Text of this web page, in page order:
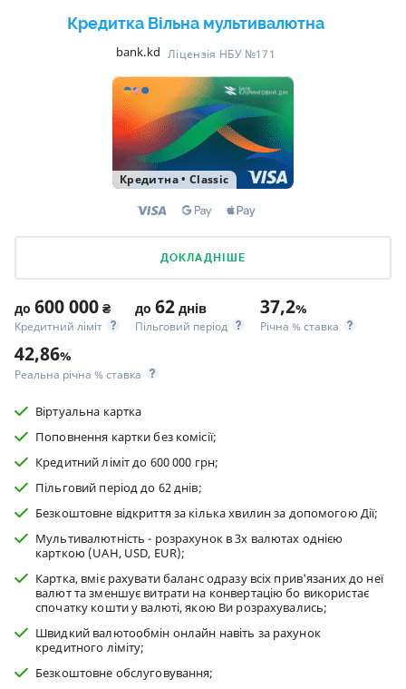
Кредитка Вільна мультивалютна
bank.kd Ліцензія НБУ №171
Кредитна• Classic
ДОКЛАДНІШЕ
до 600 000 ₴
Кредитний ліміт
до 62 днів
Пільговий період
37,2%
Річна % ставка
42,86%
Реальна річна % ставка
Віртуальна картка
Поповнення картки без комісії;
Кредитний ліміт до 600 000 грн;
Пільговий період до 62 днів;
Безкоштовне відкриття за кілька хвилин за допомогою Дії;
Мультивалютність - розрахунок в 3х валютах однією
карткою (UAH, USD, EUR);
Картка, вміє рахувати баланс одразу всіх прив'язаних до неї
валют та зменшує витрати на конвертацію бо використає
спочатку кошти у валюті, якою Ви розрахувались;
Швидкий валютообмін онлайн навіть за рахунок
кредитного ліміту;
Безкоштовне обслуговування;